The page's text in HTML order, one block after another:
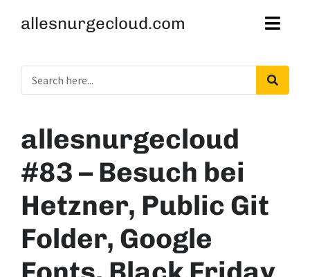
allesnurgecloud.com
allesnurgecloud
#83 – Besuch bei
Hetzner, Public Git
Folder, Google